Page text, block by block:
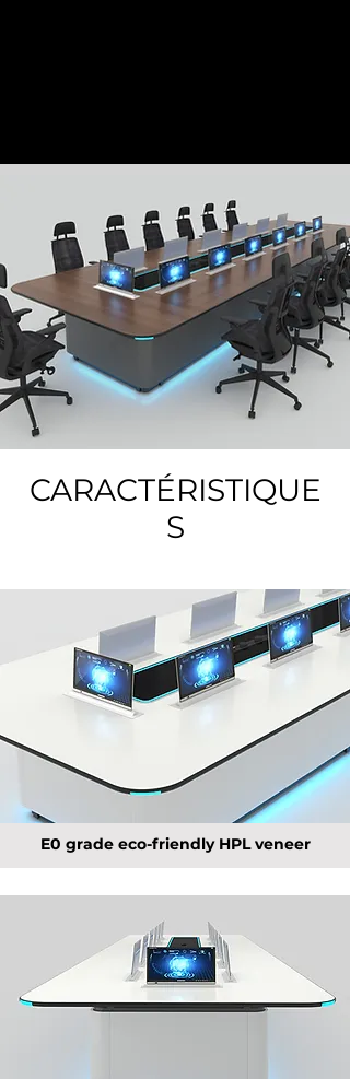
CARACTÉRISTIQUE
S
E0 grade eco-friendly HPL veneer